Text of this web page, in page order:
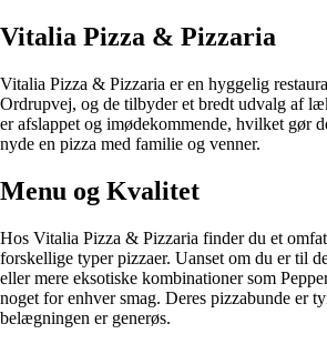
Vitalia Pizza & Pizzaria
Vitalia Pizza & Pizzaria er en hyggelig
Ordrupvej, og de tilbyder et bredt udvalg af
er afslappet og imødekommende, hvilket gør
nyde en pizza med familie og venner.
Menu og Kvalitet
Hos Vitalia Pizza & Pizzaria finder du et
forskellige typer pizzaer. Uanset om du er til
eller mere eksotiske kombinationer som
noget for enhver smag. Deres pizzabunde er
belægningen er generøs.